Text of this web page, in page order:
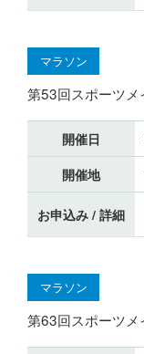
マラソン
第53回スポーツ
開催日
開催地
お申込み / 詳細
マラソン
第63回スポーツ